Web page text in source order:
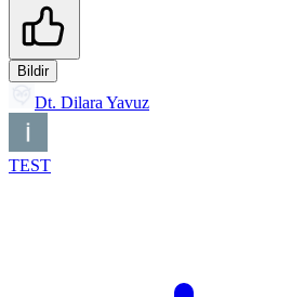
Bildir
Dt. Dilara Yavuz
TEST